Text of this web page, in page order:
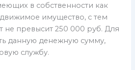
в собственности как
имущество, с тем
не превысит 250 000 руб. Для
данную денежную сумму,
службу.